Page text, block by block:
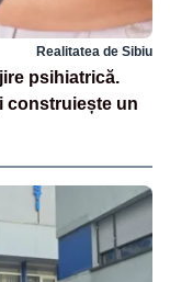
Realitatea de Sibiu
psihiatrică.
construiește un